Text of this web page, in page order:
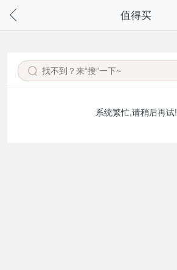
请通过微信或支付宝搜“奇兔客小程序”访问
值得买
系统繁忙,请稍后再试!